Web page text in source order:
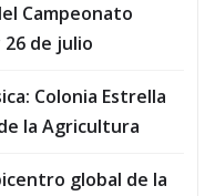
Campeonato
de julio
Colonia Estrella
la Agricultura
global de la